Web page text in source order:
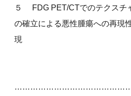
５
FDG PET/CTでのテクスチ
の確立による悪性腫瘍への再現
現